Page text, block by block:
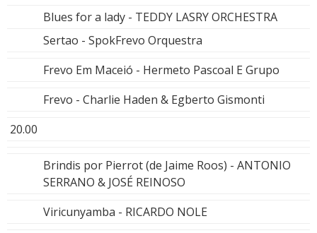
Blues for a lady - TEDDY LASRY ORCHESTRA
Sertao - SpokFrevo Orquestra
Frevo Em Maceió - Hermeto Pascoal E Grupo
Frevo - Charlie Haden & Egberto Gismonti
20.00
Brindis por Pierrot (de Jaime Roos) - ANTONIO
SERRANO & JOSÉ REINOSO
Viricunyamba - RICARDO NOLE